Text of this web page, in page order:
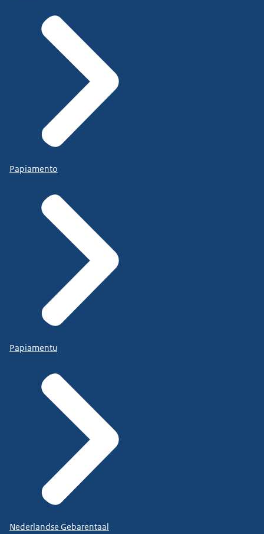
Papiamento
Papiamentu
Nederlandse Gebarentaal